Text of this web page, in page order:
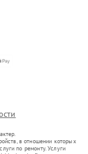
в отношении которых
по ремонту. Услуги